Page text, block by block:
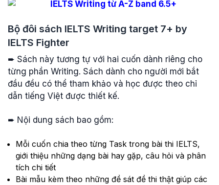
Bộ đôi sách IELTS Writing target 7+ by
IELTS Fighter
➨ Sách này tương tự với hai cuốn dành riêng cho
từng phần Writing. Sách dành cho người mới bắt
đầu đều có thể tham khảo và học được theo chỉ
dẫn tiếng Việt được thiết kế.
➨ Nội dung sách bao gồm:
Mỗi cuốn chia theo từng Task trong bài thi IELTS,
giới thiệu những dạng bài hay gặp, câu hỏi và phân
tích chi tiết
Bài mẫu kèm theo những đề sát đề thi thật giúp các